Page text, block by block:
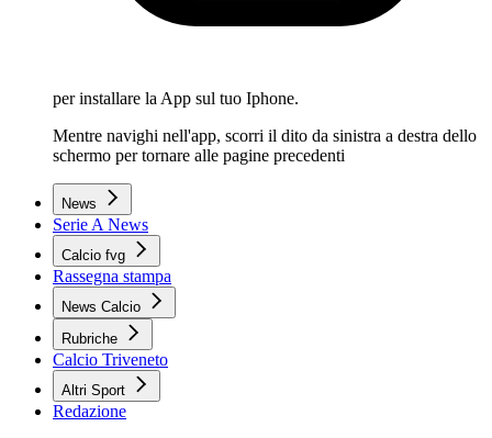
per installare la App sul tuo Iphone.
Mentre navighi nell'app, scorri il dito da sinistra a destra dello
schermo per tornare alle pagine precedenti
News
Serie A News
Calcio fvg
Rassegna stampa
News Calcio
Rubriche
Calcio Triveneto
Altri Sport
Redazione